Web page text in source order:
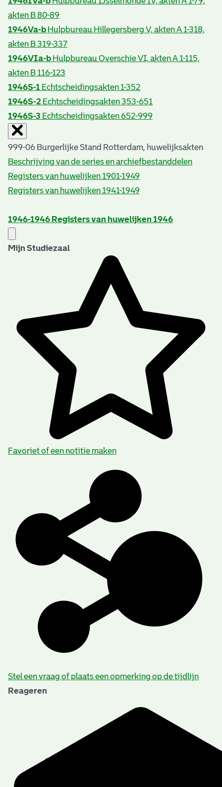
akten B 80-89
1946Va-b Hulpbureau Hillegersberg V, akten A 1-318,
akten B 319-337
1946VIa-b Hulpbureau Overschie VI, akten A 1-115,
akten B 116-123
1946S-1 Echtscheidingsakten 1-352
1946S-2 Echtscheidingsakten 353-651
1946S-3 Echtscheidingsakten 652-999
999-06 Burgerlijke Stand Rotterdam, huwelijksakten
Beschrijving van de series en archiefbestanddelen
Registers van huwelijken 1901-1949
Registers van huwelijken 1941-1949
1946-1946 Registers van huwelijken 1946
Mijn Studiezaal
Favoriet of een notitie maken
Stel een vraag of plaats een opmerking op de tijdlijn
Reageren